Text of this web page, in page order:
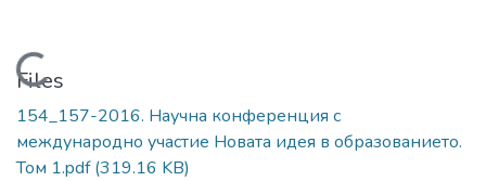
Loading...
Files
154_157-2016. Научна конференция с
международно участие Новата идея в образованието.
Том 1.pdf(319.16 KB)